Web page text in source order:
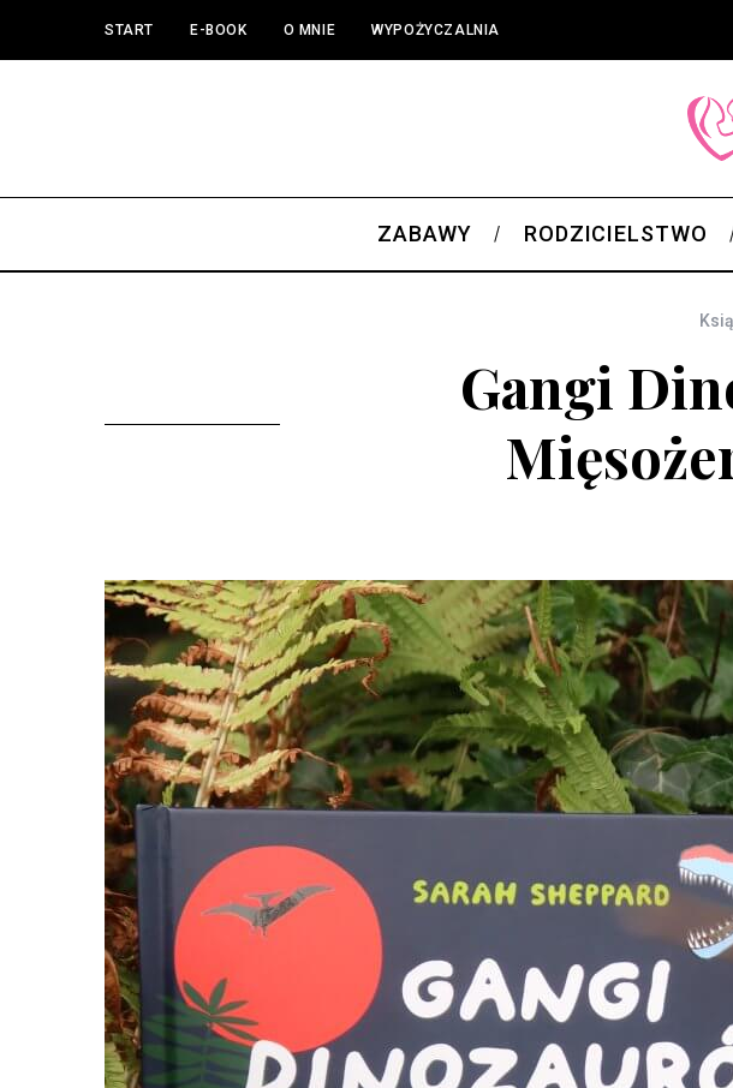
START E-BOOK O MNIE WYPOŻYCZALNIA
ZABAWY RODZICIELSTWO
Gangi